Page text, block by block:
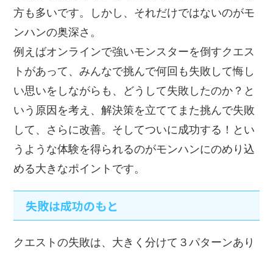
方も多いです。しかし、それだけではないのがモ
ンハンの奥深さ。
例えばオンラインで強いモンスターを倒すクエス
トがあって、みんなで挑んで何回も失敗して悔し
い思いをしながらも、どうして失敗したのか？と
いう原因を考え、解決策を立ててまた挑んで失敗
して、さらに改善。そしてついに成功する！とい
うような体験を得られるのがモンハンにのめり込
める大きなポイントです。
失敗は成功のもと
クエストの失敗は、大きく分けて３パターンあり